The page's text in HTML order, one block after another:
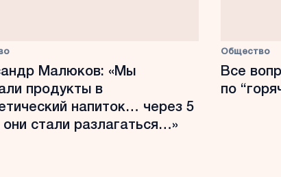
Малюков: «Мы
продукты в
напиток… через 5
они стали разлагаться…»
Общество
Все
по